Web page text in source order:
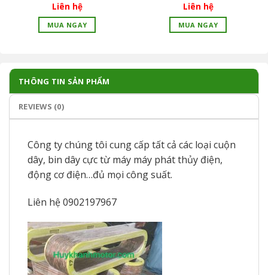
Liên hệ
MUA NGAY
Liên hệ
MUA NGAY
THÔNG TIN SẢN PHẨM
REVIEWS (0)
Công ty chúng tôi cung cấp tất cả các loại cuộn
dây, bin dây cực từ máy máy phát thủy điện,
động cơ điện…đủ mọi công suất.
Liên hệ 0902197967